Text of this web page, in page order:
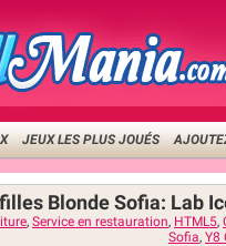
JEUX LES PLUS JOUÉS
Blonde Sofia: Lab
, Service en restauration, HTML5,
Sofia, Y8